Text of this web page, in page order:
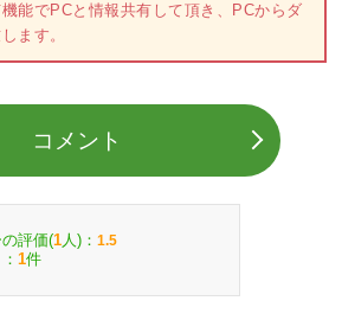
能でPCと情報共有して頂き、PCからダ
ます。
コメント
評価(1 人)： 1.5
1件